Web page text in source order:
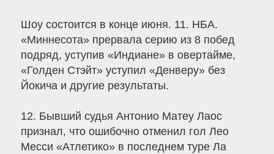
Шоу состоится в конце июня. 11. НБА.
«Миннесота» прервала серию из 8 побед
подряд, уступив «Индиане» в овертайме,
«Голден Стэйт» уступил «Денверу» без
Йокича и другие результаты.
12. Бывший судья Антонио Матеу Лаос
признал, что ошибочно отменил гол Лео
Месси «Атлетико» в последнем туре Ла